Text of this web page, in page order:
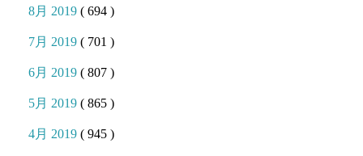
8月 2019( 694 )
7月 2019( 701 )
6月 2019( 807 )
5月 2019( 865 )
4月 2019( 945 )